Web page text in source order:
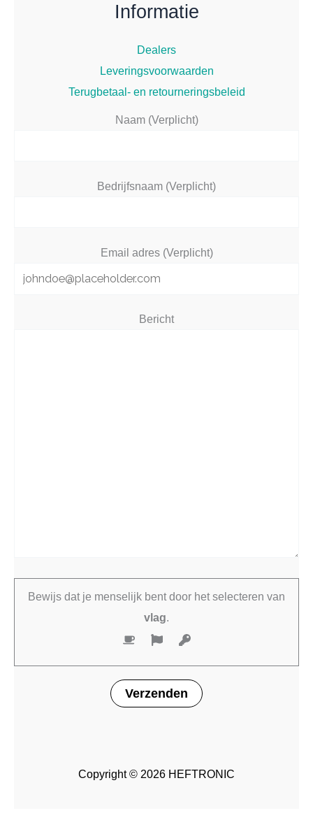
Informatie
Dealers
Leveringsvoorwaarden
Terugbetaal- en retourneringsbeleid
Naam (Verplicht)
Bedrijfsnaam (Verplicht)
Email adres (Verplicht)
Bericht
Bewijs dat je menselijk bent door het selecteren van
vlag.
Copyright © 2026 HEFTRONIC